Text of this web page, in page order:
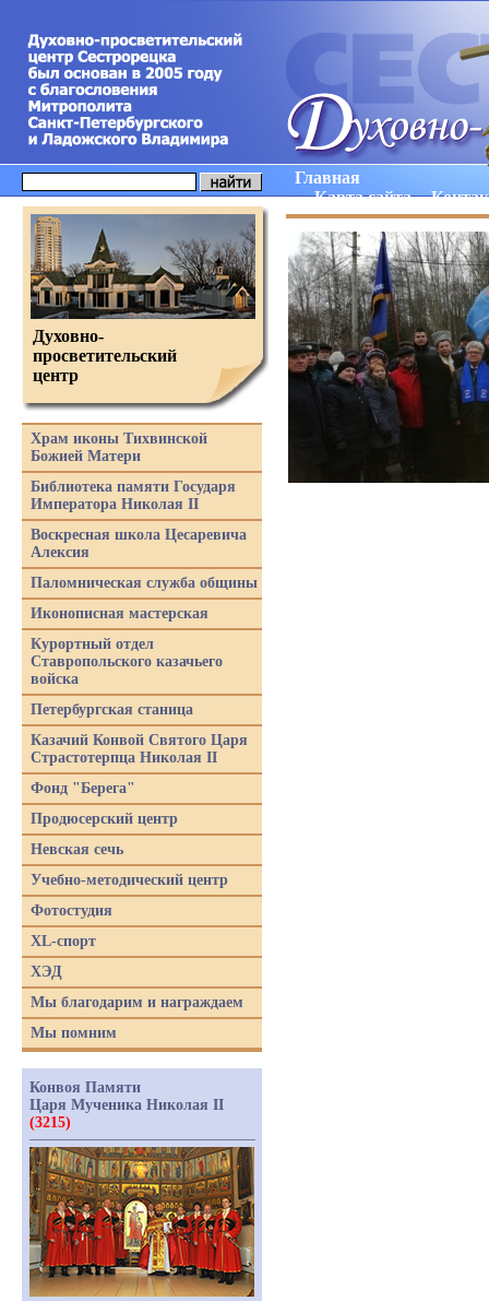
Главная
Карта сайта
Духовно-
просветительский
центр
Храм иконы Тихвинской
Божией Матери
Библиотека памяти Государя
Императора Николая II
Воскресная школа Цесаревича
Алексия
Паломническая служба общины
Иконописная мастерская
Курортный отдел
Ставропольского казачьего
войска
Петербургская станица
Казачий Конвой Святого Царя
Страстотерпца Николая II
Фонд "Берега"
Продюсерский центр
Невская сечь
Учебно-методический центр
Фотостудия
XL-спорт
ХЭД
Мы благодарим и награждаем
Мы помним
Конвоя Памяти
Царя Мученика Николая II
(3215)